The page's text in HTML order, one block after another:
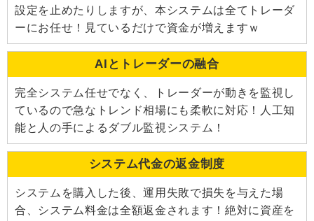
設定を止めたりしますが、本システムは全てトレーダ
ーにお任せ！見ているだけで資金が増えますｗ
AIとトレーダーの融合
完全システム任せでなく、トレーダーが動きを監視し
ているので急なトレンド相場にも柔軟に対応！人工知
能と人の手によるダブル監視システム！
システム代金の返金制度
システムを購入した後、運用失敗で損失を与えた場
合、システム料金は全額返金されます！絶対に資産を